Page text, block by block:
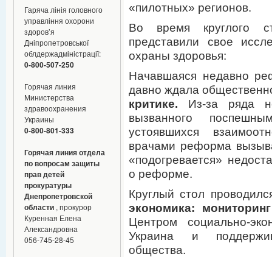
Гаряча лінія головного
управління охорони
здоров’я
Дніпропетровської
облдержадміністрації:
0-800-507-250
Горячая линия
Министерства
здравоохранения
Украины
0-800-801-333
Горячая линия отдела
по вопросам защиты
прав детей
прокуратуры
Днепропетровской
области, прокурор
Куренная Елена
Александровна
056-745-28-45
«пилотных» регионов.
Во время круглого
представили свое
охраны здоровья:
Начавшаяся недавно
давно ждала
критике. Из-за ряда
вызванного
устоявшихся
врачами реформа
«подогревается»
о реформе.
Круглый стол
экономика:
Центром социально-
Украина и
общества.